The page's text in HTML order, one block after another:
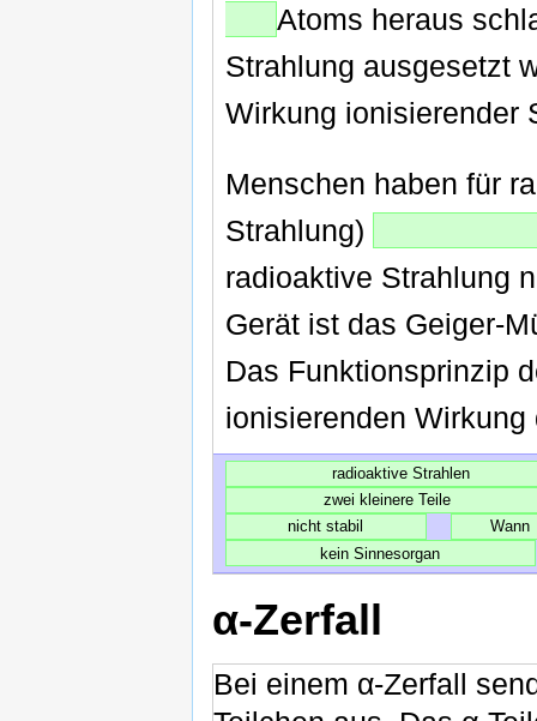
Atoms heraus
Strahlung ausgesetzt
Wirkung ionisierender
Menschen haben für
Strahlung)
radioaktive Strahlung
Gerät ist das Geiger-
Das Funktionsprinzip
ionisierenden
radioaktive Strahlen
zwei kleinere Teile
nicht stabil
Wann
kein Sinnesorgan
α-Zerfall
Bei einem α-Zerfall